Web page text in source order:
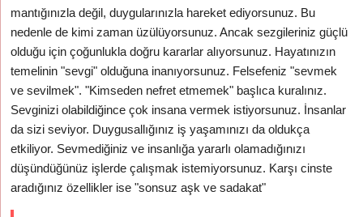
mantığınızla değil, duygularınızla hareket ediyorsunuz. Bu
nedenle de kimi zaman üzülüyorsunuz. Ancak sezgileriniz güçlü
olduğu için çoğunlukla doğru kararlar alıyorsunuz. Hayatınızın
temelinin "sevgi" olduğuna inanıyorsunuz. Felsefeniz "sevmek
ve sevilmek". "Kimseden nefret etmemek" başlıca kuralınız.
Sevginizi olabildiğince çok insana vermek istiyorsunuz. İnsanlar
da sizi seviyor. Duygusallığınız iş yaşamınızı da oldukça
etkiliyor. Sevmediğiniz ve insanlığa yararlı olamadığınızı
düşündüğünüz işlerde çalışmak istemiyorsunuz. Karşı cinste
aradığınız özellikler ise "sonsuz aşk ve sadakat"